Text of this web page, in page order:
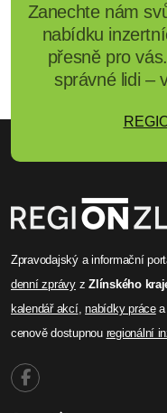
Zanechte nám
nabídku
přesně pro
správné lidi –
Zpravodajský a informační
denní zprávyzZlínského
kalendář akcí,nabídky prácea
cenově dostupnou regionální